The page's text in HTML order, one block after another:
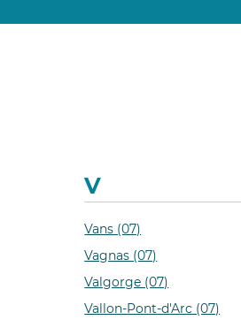
V
Vans (07)
Vagnas (07)
Valgorge (07)
Vallon-Pont-d'Arc (07)